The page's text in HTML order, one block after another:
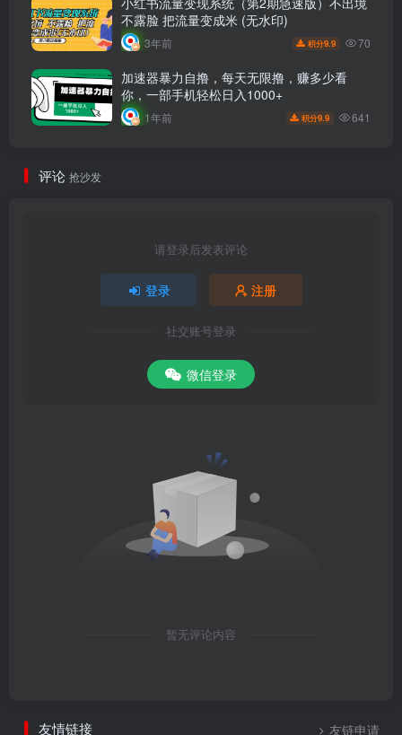
不露脸 把流量变成米 (无水印)
3年前 积分9.9 70
加速器暴力自撸，每天无限撸，赚多少看
你，一部手机轻松日入1000+
1年前 积分9.9 641
评论 抢沙发
请登录后发表评论
登录 注册
社交账号登录
微信登录
暂无评论内容
友情链接 友链申请